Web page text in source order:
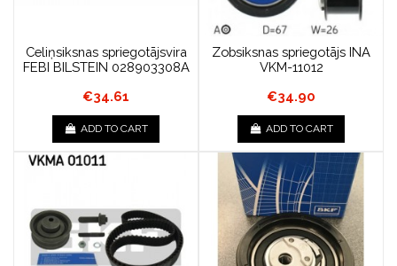
Celiņsiksnas spriegotājsvira
FEBI BILSTEIN 028903308A
€34.61
ADD TO CART
Zobsiksnas spriegotājs INA
VKM-11012
€34.90
ADD TO CART